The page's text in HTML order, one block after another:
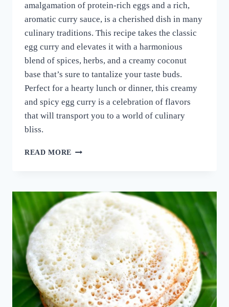
amalgamation of protein-rich eggs and a rich,
aromatic curry sauce, is a cherished dish in many
culinary traditions. This recipe takes the classic
egg curry and elevates it with a harmonious
blend of spices, herbs, and a creamy coconut
base that’s sure to tantalize your taste buds.
Perfect for a hearty lunch or dinner, this creamy
and spicy egg curry is a celebration of flavors
that will transport you to a world of culinary
bliss.
READ MORE നാവിൽ
ഈ
ചേരുവ
കൂടി
ചേർത്ത്
മുട്ട
കറി
ഉണ്ടാക്കി
നോക്കൂ;
10
മിനുട്ടിൽ
മുട്ട